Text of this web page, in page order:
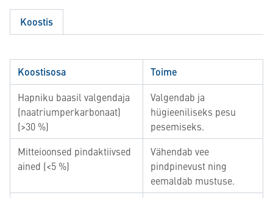
Koostis
Koostisosa Toime
Hapniku baasil valgendaja
(naatriumperkarbonaat)
(>30 %)
Valgendab ja
hügieeniliseks pesu
pesemiseks.
Mitteioonsed pindaktiivsed
ained (<5 %)
Vähendab vee
pindpinevust ning
eemaldab mustuse.